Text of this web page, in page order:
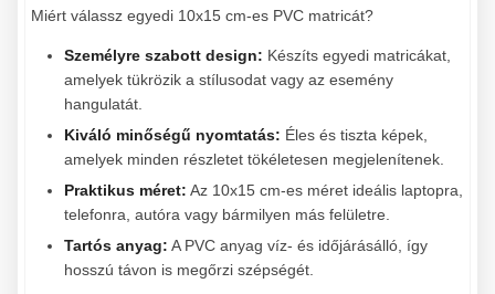
Miért válassz egyedi 10x15 cm-es PVC matricát?
Személyre szabott design: Készíts egyedi matricákat,
amelyek tükrözik a stílusodat vagy az esemény
hangulatát.
Kiváló minőségű nyomtatás: Éles és tiszta képek,
amelyek minden részletet tökéletesen megjelenítenek.
Praktikus méret: Az 10x15 cm-es méret ideális laptopra,
telefonra, autóra vagy bármilyen más felületre.
Tartós anyag: A PVC anyag víz- és időjárásálló, így
hosszú távon is megőrzi szépségét.